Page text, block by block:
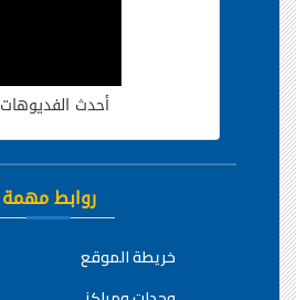
أحدث الفديوهات
روابط مهمة
خريطة الموقع